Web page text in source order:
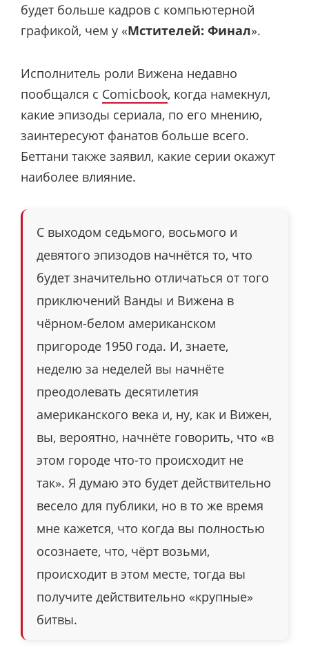
будет больше кадров с компьютерной
графикой, чем у «Мстителей: Финал».
Исполнитель роли Вижена недавно
пообщался с Comicbook, когда намекнул,
какие эпизоды сериала, по его мнению,
заинтересуют фанатов больше всего.
Беттани также заявил, какие серии окажут
наиболее влияние.
С выходом седьмого, восьмого и
девятого эпизодов начнётся то, что
будет значительно отличаться от того
приключений Ванды и Вижена в
чёрном-белом американском
пригороде 1950 года. И, знаете,
неделю за неделей вы начнёте
преодолевать десятилетия
американского века и, ну, как и Вижен,
вы, вероятно, начнёте говорить, что «в
этом городе что-то происходит не
так». Я думаю это будет действительно
весело для публики, но в то же время
мне кажется, что когда вы полностью
осознаете, что, чёрт возьми,
происходит в этом месте, тогда вы
получите действительно «крупные»
битвы.